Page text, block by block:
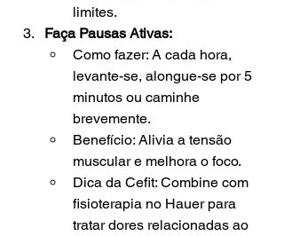
limites.
Faça Pausas Ativas:
Como fazer: A cada hora,
levante-se, alongue-se por 5
minutos ou caminhe
brevemente.
Benefício: Alivia a tensão
muscular e melhora o foco.
Dica da Cefit: Combine com
fisioterapia no Hauer para
tratar dores relacionadas ao